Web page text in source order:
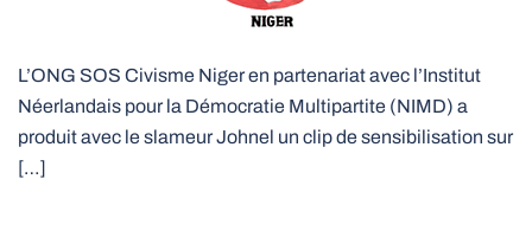
L’ONG SOS Civisme Niger en partenariat avec l’Institut
Néerlandais pour la Démocratie Multipartite (NIMD) a
produit avec le slameur Johnel un clip de sensibilisation sur
[…]